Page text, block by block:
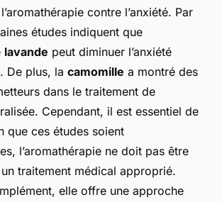
contre l’anxiété. Par
études indiquent que
lavande peut diminuer l’anxiété
De plus, la camomille a montré des
dans le traitement de
Cependant, il est essentiel de
que ces études soient
l’aromathérapie ne doit pas être
traitement médical approprié.
elle offre une approche